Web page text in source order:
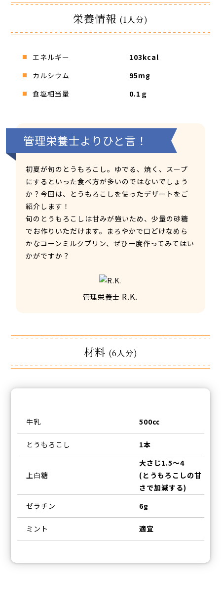
栄養情報 (1人分)
エネルギー
103kcal
カルシウム
95mg
食塩相当量
0.1ｇ
管理栄養士よりひと言！
初夏が旬のとうもろこし。ゆでる、焼く、スープ
にするといった食べ方が多いのではないでしょう
か？今回は、とうもろこしを使ったデザートをご
紹介します！
旬のとうもろこしは甘みが強いため、少量の砂糖
でお作りいただけます。まろやかで口どけなめら
かなコーンミルクプリン、ぜひ一度作ってみてはい
かがですか？
管理栄養士 R.K.
材料 (6人分)
牛乳 500㏄
とうもろこし 1本
上白糖
大さじ1.5～4
(とうもろこしの甘
さで加減する)
ゼラチン
6g
ミント 適宜